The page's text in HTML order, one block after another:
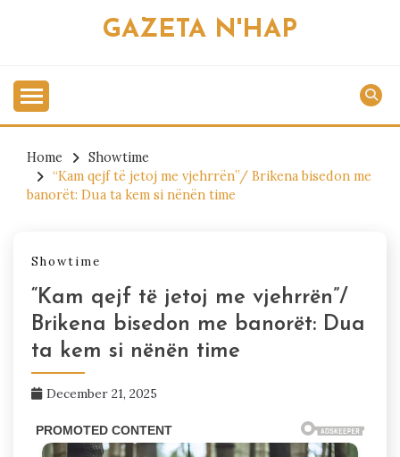
GAZETA N'HAP
Home
Showtime
“Kam qejf të jetoj me vjehrrën”/ Brikena bisedon me
banorët: Dua ta kem si nënën time
Showtime
“Kam qejf të jetoj me vjehrrën”/
Brikena bisedon me banorët: Dua
ta kem si nënën time
December 21, 2025